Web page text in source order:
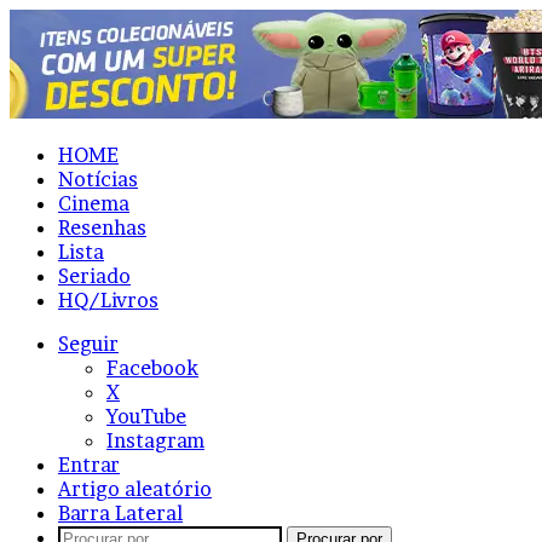
HOME
Notícias
Cinema
Resenhas
Lista
Seriado
HQ/Livros
Seguir
Facebook
X
YouTube
Instagram
Entrar
Artigo aleatório
Barra Lateral